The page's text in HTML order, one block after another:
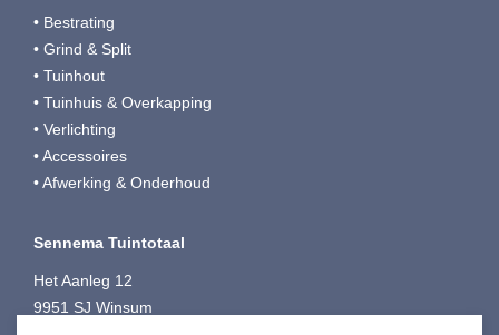
• Bestrating
• Grind & Split
• Tuinhout
• Tuinhuis & Overkapping
• Verlichting
• Accessoires
• Afwerking & Onderhoud
Sennema Tuintotaal
Het Aanleg 12
9951 SJ Winsum